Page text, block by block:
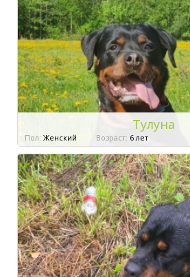
Тулуна
Пол: Женский Возраст: 6 лет